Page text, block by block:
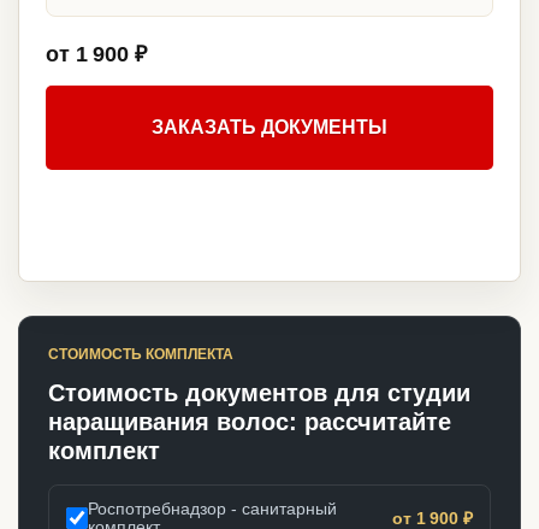
от 1 900 ₽
ЗАКАЗАТЬ ДОКУМЕНТЫ
СТОИМОСТЬ КОМПЛЕКТА
Стоимость документов для студии
наращивания волос: рассчитайте
комплект
Роспотребнадзор - санитарный
от 1 900 ₽